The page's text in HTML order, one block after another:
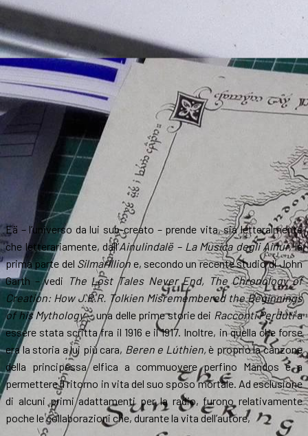
Eä – l’universo da lui sub-creato – prende vita, sia letteralmente
che letterariamente, dall’Ainulindalë – La Musica degli Ainur, la
prima parte del Silmarillion e, secondo un recente studio di John
Garth – vedi The Lost Tales Never End, The Chronology of
Creation: How J.R.R. Tolkien Misremembered the Beginnings
of his Mythology –una delle prime storie dei Racconti Perdutia
essere stata scritta fra il 1916 e il 1917. Inoltre, in quella che forse
era la storia a lui più cara, Beren e Lúthien,è proprio la canzone
della principessa elfica a commuovere perfino Mandos e a
permettere il ritorno in vita del suo sposo mortale. Ad esclusione
di alcuni primi adattamenti per la radio, furono relativamente
poche le collaborazioni che, durante la vita dell’autore,